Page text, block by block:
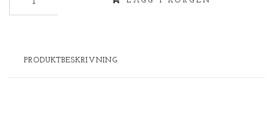
PRODUKTBESKRIVNING